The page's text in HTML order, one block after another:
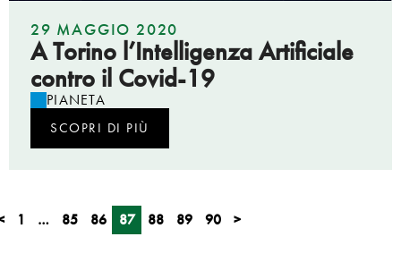
29 MAGGIO 2020
A Torino l’Intelligenza Artificiale
contro il Covid-19
PIANETA
SCOPRI DI PIÙ
1 … 85 86 87 88 89 90 >